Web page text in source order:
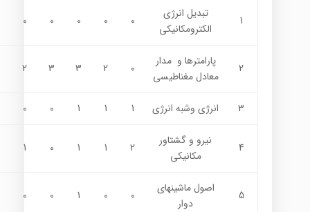
1
تبديل انرژي
الکترومکانيکي
0
0
0
0
0
2
پارامترها و مدار
معادل مغناطيسي
0
2
3
3
2
3 انرژي وشبه انرژي 1
1
1
0
0
4
نيرو و گشتاور
مکانيکي
2
1
1
0
1
5
اصول ماشينهاي
دوار
0
0
1
0
0